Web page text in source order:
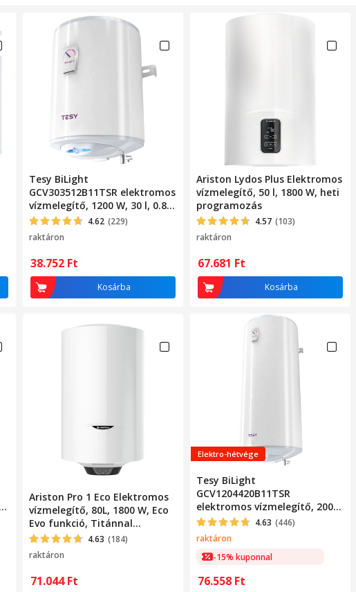
Tesy BiLight
GCV303512B11TSR elektromos
vízmelegítő, 1200 W, 30 l, 0.8
Mpa, 18 mm, Fagyás elleni
védelem
4.62 (229)
raktáron
38.752 Ft
Kosárba
Ariston Lydos Plus Elektromos
vízmelegítő, 50 l, 1800 W, heti
programozás
4.57 (103)
raktáron
67.681 Ft
Kosárba
Ariston Pro 1 Eco Elektromos
vízmelegítő, 80L, 1800 W, Eco
Evo funkció, Titánnal
zománcozott tartály
4.63 (184)
raktáron
71.044Ft
Elektro-hétvége
Tesy BiLight
GCV1204420B11TSR
elektromos vízmelegítő, 2000
W, 120 l, 0.8 Mpa, 18 mm
4.63 (446)
raktáron
-15% kuponnal
76.558 Ft